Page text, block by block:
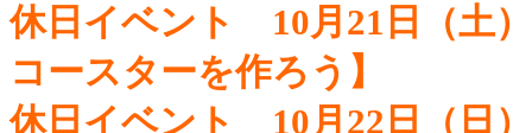
休日イベント 10月21日（土
コースターを作ろう】
休日イベント 10月22日（日